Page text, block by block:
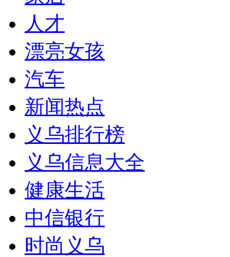
人才
漂亮女孩
汽车
新闻热点
义乌排行榜
义乌信息大全
健康生活
中信银行
时尚义乌